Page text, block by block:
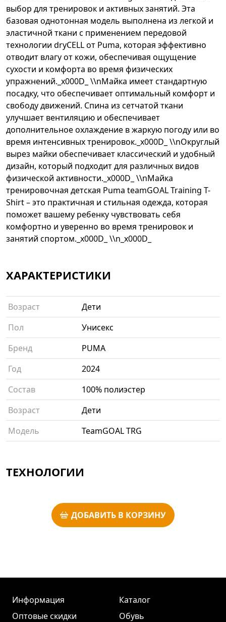
выбор для тренировок и активных занятий. Эта
базовая однотонная модель выполнена из легкой и
эластичной ткани с применением передовой
технологии dryCELL от Puma, которая эффективно
отводит влагу от кожи, обеспечивая ощущение
сухости и комфорта во время физических
упражнений._x000D_ \\nМайка имеет стандартную
посадку, что обеспечивает оптимальный комфорт и
свободу движений. Спина из сетчатой ткани
улучшает вентиляцию и обеспечивает
дополнительное охлаждение в жаркую погоду или во
время интенсивных тренировок._x000D_ \\nОкруглый
вырез майки обеспечивает классический и удобный
дизайн, который подходит для различных видов
физической активности._x000D_ \\nМайка
тренировочная детская Puma teamGOAL Training T-
Shirt – это практичная и стильная одежда, которая
поможет вашему ребенку чувствовать себя
комфортно и уверенно во время тренировок и
занятий спортом._x000D_ \\n_x000D_
ХАРАКТЕРИСТИКИ
Возраст
Дети
Пол
Унисекс
Бренд
PUMA
Год
2024
Состав
100% полиэстер
Возраст
Дети
Модель
TeamGOAL TRG
ТЕХНОЛОГИИ
ДОБАВИТЬ В КОРЗИНУ
Информация
Оптовые скидки
Каталог
Обувь